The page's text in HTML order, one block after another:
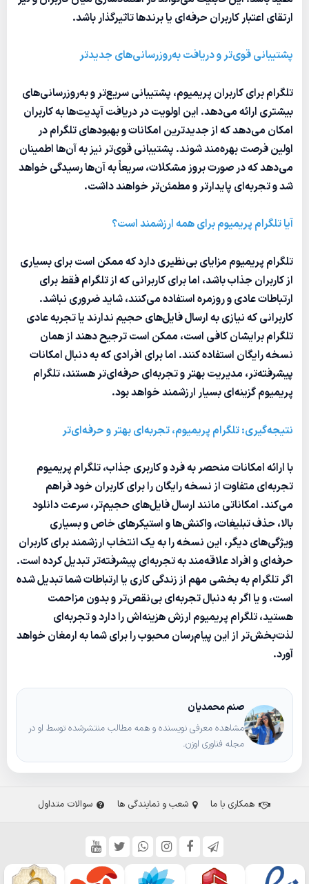
ارتقای اعتبار کاربران حرفه‌ای یا برندها تاثیرگذار باشد.
پشتیبانی قوی‌تر و دریافت به‌روزرسانی‌های جدیدتر
تلگرام برای کاربران پریمیوم، پشتیبانی سریع‌تر و به‌روزرسانی‌های
بیشتری ارائه می‌دهد. این اولویت در دریافت آپدیت‌ها به کاربران
امکان می‌دهد که از جدیدترین امکانات و بهبودهای تلگرام در
اولین فرصت بهره‌مند شوند. پشتیبانی قوی‌تر نیز به آن‌ها اطمینان
می‌دهد که در صورت بروز مشکلات، سریعاً به آن‌ها رسیدگی خواهد
شد و تجربه‌ای پایدارتر و مطمئن‌تر خواهند داشت.
آیا تلگرام پریمیوم برای همه ارزشمند است؟
تلگرام پریمیوم مزایای بی‌نظیری دارد که ممکن است برای بسیاری
از کاربران جذاب باشد، اما برای کاربرانی که از تلگرام فقط برای
ارتباطات عادی و روزمره استفاده می‌کنند، شاید ضروری نباشد.
کاربرانی که نیازی به ارسال فایل‌های حجیم ندارند یا تجربه عادی
تلگرام برایشان کافی است، ممکن است ترجیح دهند از همان
نسخه رایگان استفاده کنند. اما برای افرادی که به دنبال امکانات
پیشرفته‌تر، مدیریت بهتر و تجربه‌ای حرفه‌ای‌تر هستند، تلگرام
پریمیوم گزینه‌ای بسیار ارزشمند خواهد بود.
نتیجه‌گیری: تلگرام پریمیوم، تجربه‌ای بهتر و حرفه‌ای‌تر
با ارائه امکانات منحصر به فرد و کاربری جذاب، تلگرام پریمیوم
تجربه‌ای متفاوت از نسخه رایگان را برای کاربران خود فراهم
می‌کند. امکاناتی مانند ارسال فایل‌های حجیم‌تر، سرعت دانلود
بالا، حذف تبلیغات، واکنش‌ها و استیکرهای خاص و بسیاری
ویژگی‌های دیگر، این نسخه را به یک انتخاب ارزشمند برای کاربران
حرفه‌ای و افراد علاقه‌مند به تجربه‌ای پیشرفته‌تر تبدیل کرده است.
اگر تلگرام به بخشی مهم از زندگی کاری یا ارتباطات شما تبدیل شده
است، و یا اگر به دنبال تجربه‌ای بی‌نقص‌تر و بدون مزاحمت
هستید، تلگرام پریمیوم ارزش هزینه‌اش را دارد و تجربه‌ای
لذت‌بخش‌تر از این پیام‌رسان محبوب را برای شما به ارمغان خواهد
آورد.
صنم محمدیان
مشاهده معرفی نویسنده و همه مطالب منتشرشده توسط او در
مجله فناوری اوزن.
همکاری با ما شعب و نمایندگی ها سوالات متداول